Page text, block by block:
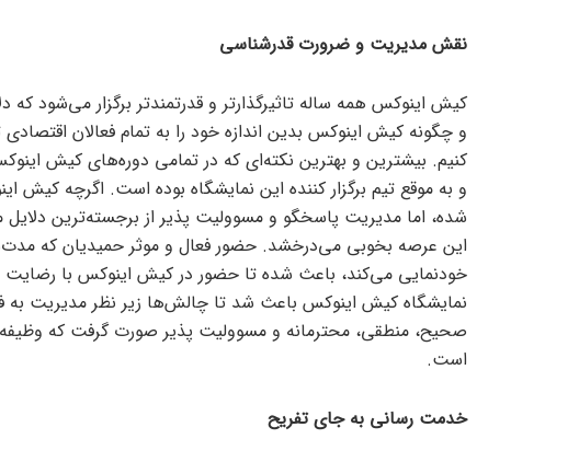
نقش مدیریت و ضرورت قدرشناسی
کیش اینوکس همه ساله تاثیرگذارتر و قدرتمندتر برگزار می‌شود که
و چگونه کیش اینوکس بدین اندازه خود را به تمام فعالان
کنیم. بیشترین و بهترین نکته‌ای که در تمامی دوره‌های کیش
و به موقع تیم برگزار کننده این نمایشگاه بوده است. اگرچه کیش
شده، اما مدیریت پاسخگو و مسوولیت پذیر از برجسته‌ترین
این عرصه بخوبی می‌درخشد. حضور فعال و موثر حمیدیان که
خودنمایی می‌کند، باعث شده تا حضور در کیش اینوکس با
نمایشگاه کیش اینوکس باعث شد تا چالش‌ها زیر نظر مدیریت به
صحیح، منطقی، محترمانه و مسوولیت پذیر صورت گرفت که
است.
خدمت رسانی به جای تفریح